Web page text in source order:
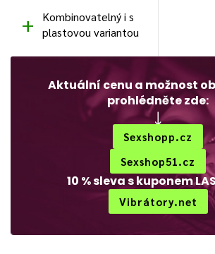
Kombinovatelný i s
plastovou variantou
Aktuální cenu a možnost
prohlédněte zde:
Sexshopp.cz
Sexshop51.cz
10 % sleva s kuponem
Vibrátory.net